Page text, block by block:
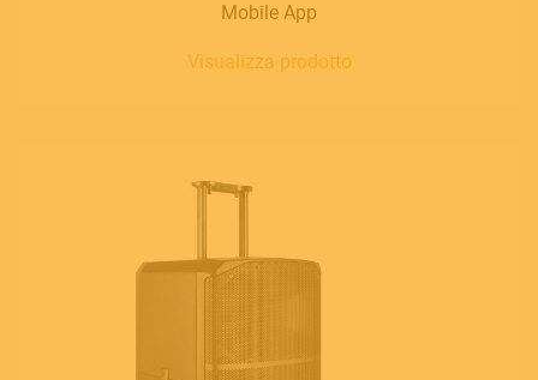
Mobile App
Visualizza prodotto